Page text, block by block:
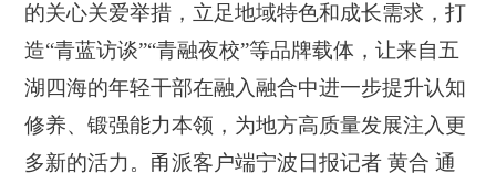
的关心关爱举措，立足地域特色和成长需求，打
造“青蓝访谈”“青融夜校”等品牌载体，让来自五
湖四海的年轻干部在融入融合中进一步提升认知
修养、锻强能力本领，为地方高质量发展注入更
多新的活力。甬派客户端宁波日报记者 黄合 通